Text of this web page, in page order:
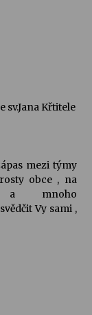
V Želivě ožije
Křtitele
mezi týmy
obce , na
a mnoho
Vy sami ,